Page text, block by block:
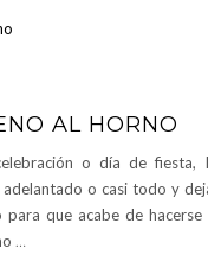
AL HORNO
o día de fiesta,
o casi todo y
que acabe de hacerse
…